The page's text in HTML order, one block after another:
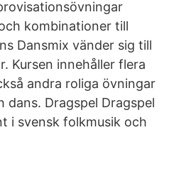
kombinationer till
Dansmix vänder sig till
Kursen innehåller flera
andra roliga övningar
Dragspel Dragspel
i svensk folkmusik och